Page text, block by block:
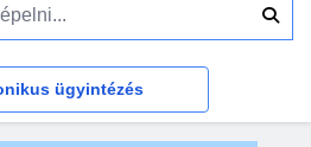
ügyintézés